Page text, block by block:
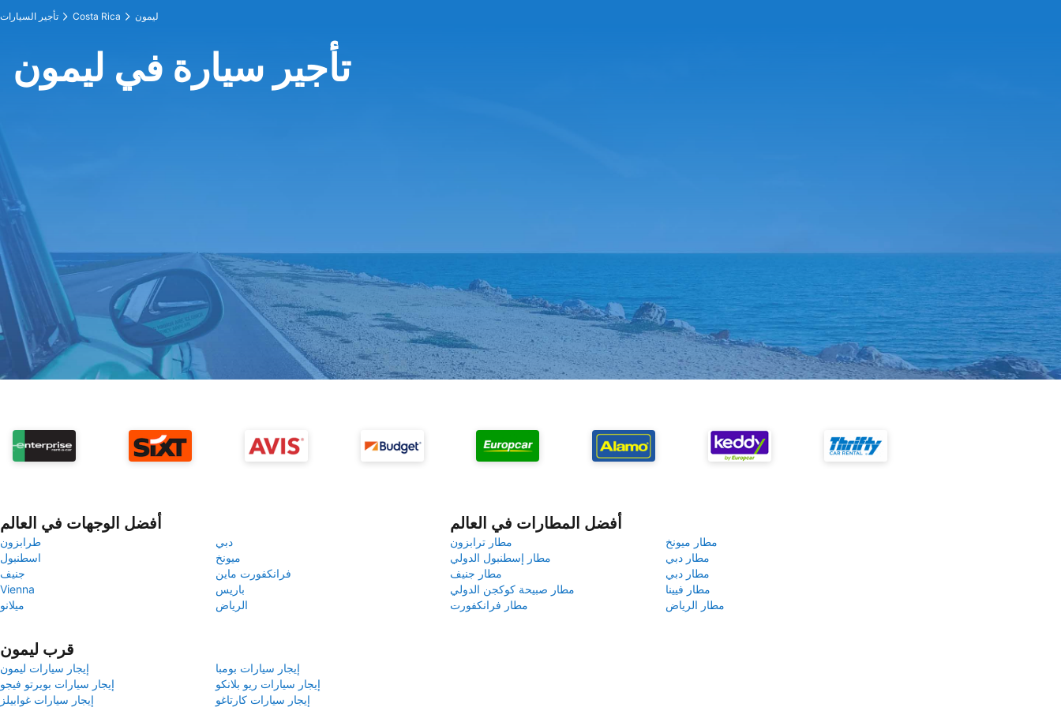
تأجير السيارات Costa Rica ليمون
تأجير سيارة في ليمون
أفضل الوجهات في العالم
طرابزون
دبي
اسطنبول
ميونخ
جنيف
فرانكفورت ماين
Vienna
باريس
ميلانو
الرياض
أفضل المطارات في العالم
مطار ترابزون
مطار ميونخ
مطار إسطنبول الدولي
مطار دبي
مطار جنيف
مطار دبي
مطار صبيحة كوكجن الدولي
مطار فيينا
مطار فرانكفورت
مطار الرياض
قرب ليمون
إيجار سيارات ليمون
إيجار سيارات بومبا
إيجار سيارات بويرتو فيجو
إيجار سيارات ريو بلانكو
إيجار سيارات غوابيلز
إيجار سيارات كارتاغو